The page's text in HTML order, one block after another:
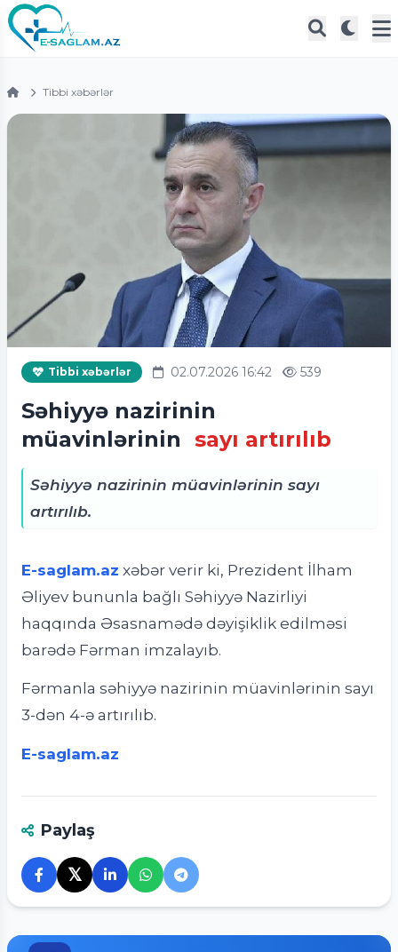
Tibbi xəbərlər
Tibbi xəbərlər 02.07.2026 16:42 539
Səhiyyə nazirinin
müavinlərinin sayı artırılıb
Səhiyyə nazirinin müavinlərinin sayı
artırılıb.
E-saglam.az xəbər verir ki, Prezident İlham
Əliyev bununla bağlı Səhiyyə Nazirliyi
haqqında Əsasnamədə dəyişiklik edilməsi
barədə Fərman imzalayıb.
Fərmanla səhiyyə nazirinin müavinlərinin sayı
3-dən 4-ə artırılıb.
E-saglam.az
Paylaş
𝕏